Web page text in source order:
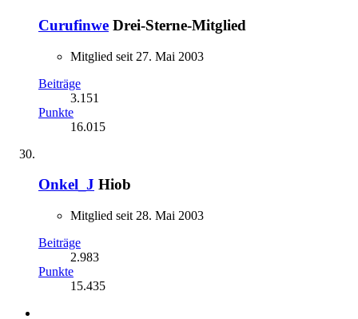
Curufinwe Drei-Sterne-Mitglied
Mitglied seit 27. Mai 2003
Beiträge
3.151
Punkte
16.015
Onkel_J Hiob
Mitglied seit 28. Mai 2003
Beiträge
2.983
Punkte
15.435